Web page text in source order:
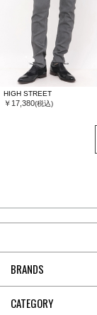
HIGH STREET
￥17,380(税込)
BRANDS
CATEGORY